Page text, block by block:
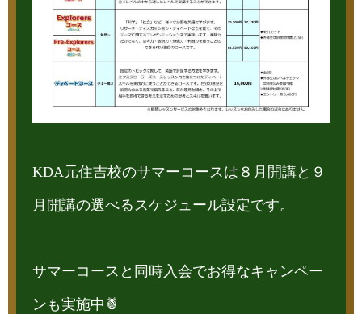
KDA元住吉校のサマーコースは８月開講と９
月開講の選べるスケジュール設定です。
サマーコースと同時入会でお得なキャンペー
ンも実施中🍍